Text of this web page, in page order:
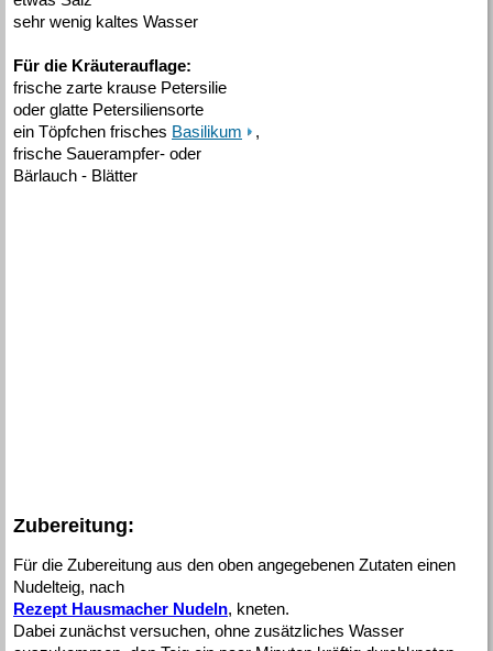
sehr wenig kaltes Wasser
Für die Kräuterauflage:
frische zarte krause Petersilie
oder glatte Petersiliensorte
ein Töpfchen frisches Basilikum
,
frische Sauerampfer- oder
Bärlauch - Blätter
Zubereitung:
Für die Zubereitung aus den oben angegebenen Zutaten einen
Nudelteig, nach
Rezept Hausmacher Nudeln, kneten.
Dabei zunächst versuchen, ohne zusätzliches Wasser